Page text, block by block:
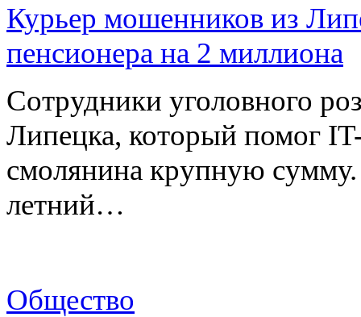
Курьер мошенников из
пенсионера на 2 миллиона
Сотрудники уголовного
Липецка, который помог
смолянина крупную
летний…
Общество